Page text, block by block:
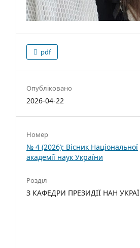
pdf
Опубліковано
2026-04-22
Номер
№ 4 (2026): Вісник Національної
академії наук України
Розділ
З КАФЕДРИ ПРЕЗИДІЇ НАН